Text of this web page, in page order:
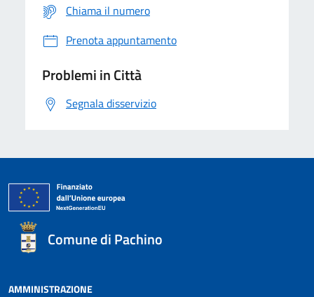
Chiama il numero
Prenota appuntamento
Problemi in Città
Segnala disservizio
Comune di Pachino
AMMINISTRAZIONE